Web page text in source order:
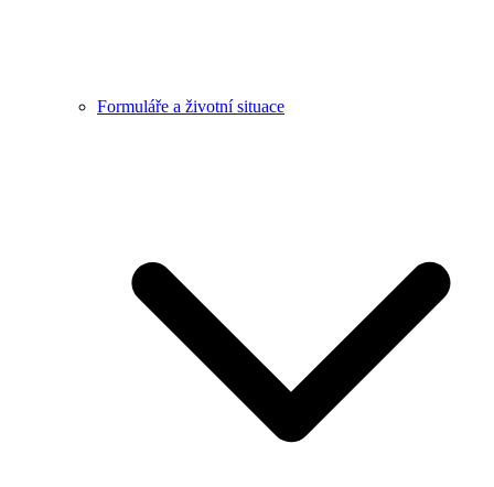
Formuláře a životní situace